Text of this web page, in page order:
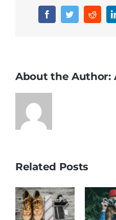
FacebookTwitterReddit
About the Author:
Related Posts